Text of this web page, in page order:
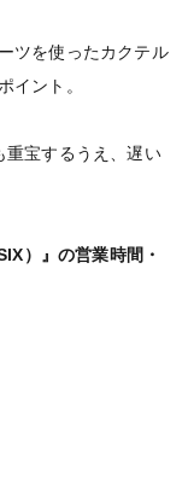
ツを使ったカクテル
イント。
重宝するうえ、遅い
）』の営業時間・